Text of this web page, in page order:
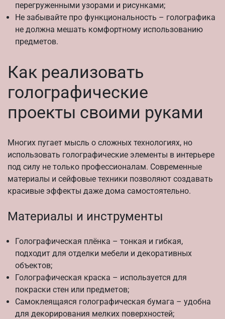
перегруженными узорами и рисунками;
Не забывайте про функциональность – голографика
не должна мешать комфортному использованию
предметов.
Как реализовать
голографические
проекты своими руками
Многих пугает мысль о сложных технологиях, но
использовать голографические элементы в интерьере
под силу не только профессионалам. Современные
материалы и сейфовые техники позволяют создавать
красивые эффекты даже дома самостоятельно.
Материалы и инструменты
Голографическая плёнка – тонкая и гибкая,
подходит для отделки мебели и декоративных
объектов;
Голографическая краска – используется для
покраски стен или предметов;
Самоклеящаяся голографическая бумага – удобна
для декорирования мелких поверхностей;